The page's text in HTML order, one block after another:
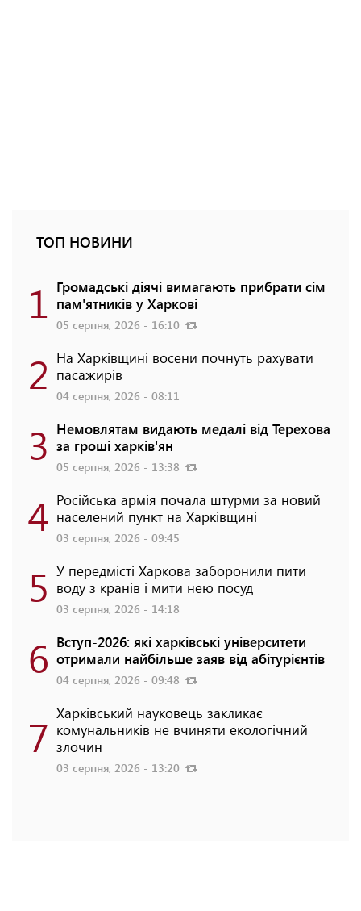
ТОП НОВИНИ
1 Громадські діячі вимагають прибрати сім
пам'ятників у Харкові
05 серпня, 2026 - 16:10
2 На Харківщині восени почнуть рахувати
пасажирів
04 серпня, 2026 - 08:11
3 Немовлятам видають медалі від Терехова
за гроші харків'ян
05 серпня, 2026 - 13:38
4 Російська армія почала штурми за новий
населений пункт на Харківщині
03 серпня, 2026 - 09:45
5 У передмісті Харкова заборонили пити
воду з кранів і мити нею посуд
03 серпня, 2026 - 14:18
6 Вступ-2026: які харківські університети
отримали найбільше заяв від абітурієнтів
04 серпня, 2026 - 09:48
7 Харківський науковець закликає
комунальників не вчиняти екологічний
злочин
03 серпня, 2026 - 13:20